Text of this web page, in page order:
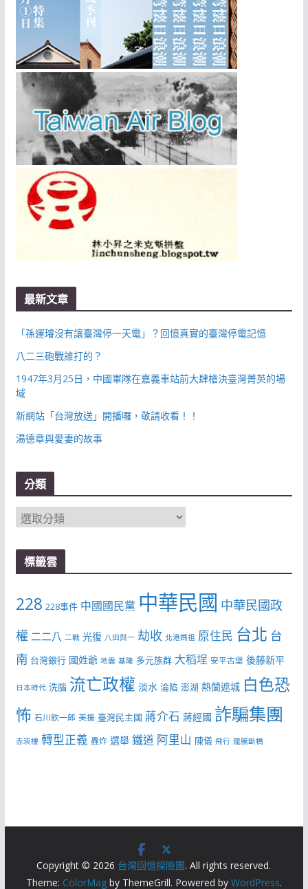
最新文章
「孫運璿沒有讓臺灣停一天電」？回憶真實的臺灣停電記憶
八二三砲戰誰打的？
1947年3月25日，中國軍隊在嘉義車站前大肆槍決臺灣菁英的場
域
新網站「台灣放送」開播囉，敬請收看！！
湯德章與愛妻的故事
分類
分
標籤雲
228 228事件 中國國民黨 中華民國 中華民國政
權 二二八 二戰 光復 八田與一 劫收 北港媽祖 原住民 台北 台
南 台灣銀行 國姓爺 地震 基隆 多元族群 大稻埕 安平古堡 後藤新平
日本時代 洗腦 流亡政權 淡水 淪陷 澎湖 熱蘭遮城 白色恐
怖 石川欽一郎 美援 臺灣民主國 蔣介石 蔣經國 詐騙集團
赤崁樓 轉型正義 轟炸 選舉 鐵道 阿里山 陳儀 飛行 龍騰斷橋
Copyright © 2026 台灣回憶探險團. All rights reserved.
Theme: ColorMagby ThemeGrill. Powered by WordPress.